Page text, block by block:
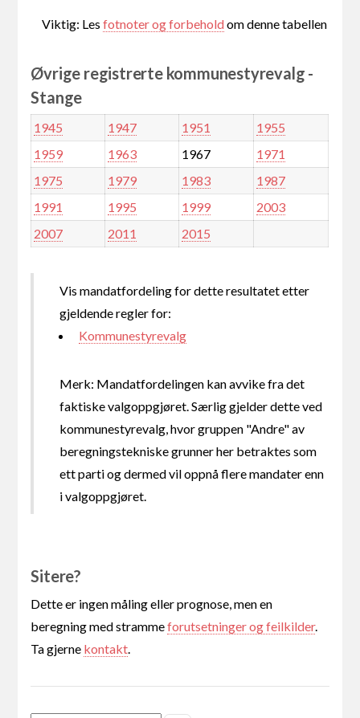
Viktig: Lesfotnoter og forbeholdom denne tabellen
Øvrige registrerte kommunestyrevalg -
Stange
1945 1947 1951
1955
1959
1963 1967
1971
1975
1979 1983
1987
1991
1995 1999
2003
2007
2011 2015
Vis mandatfordeling for dette resultatet etter
gjeldende regler for:
Kommunestyrevalg
Merk: Mandatfordelingen kan avvike fra det
faktiske valgoppgjøret. Særlig gjelder dette ved
kommunestyrevalg, hvor gruppen "Andre" av
beregningstekniske grunner her betraktes som
ett parti og dermed vil oppnå flere mandater enn
i valgoppgjøret.
Sitere?
Dette er ingen måling eller prognose, men en
beregning med strammeforutsetninger og feilkilder.
Ta gjerne kontakt.